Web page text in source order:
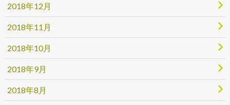
2018年12月
2018年11月
2018年10月
2018年9月
2018年8月